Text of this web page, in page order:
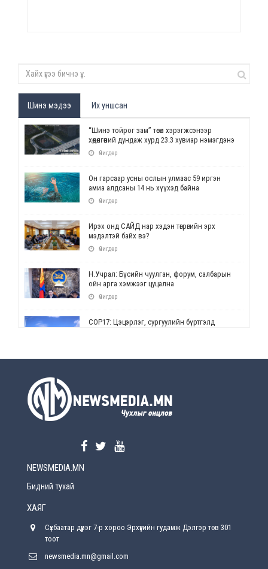
Шинэ мэдээ Их уншсан
“Шинэ тойрог зам” төсөл хэрэгжсэнээр
хөдөлгөөний дундаж хурд 23.3 хувиар нэмэгдэнэ
Өчигдөр
Он гарсаар усны ослын улмаас 59 иргэн
амиа алдсаны 14 нь хүүхэд байна
Өчигдөр
Ирэх онд САЙД нар хэдэн төгрөгийн эрх
мэдэлтэй байх вэ?
Өчигдөр
Н.Учрал: Бүсийн чуулган, форум, салбарын
ойн арга хэмжээг цуцална
Өчигдөр
СОР17: Цэцэрлэг, сургуулийн бүртгэлд
Өчигдөр
Өчигдөр
хүрсэн өгөөжөөрөө ажлаа үнэлж, хэрэгжилтээ
NEWSMEDIA.MN
Бидний тухай
ХАЯГ
Сүхбаатар дүүрэг 7-р хороо Эрхүүгийн гудамж Дэлгэр төв 301
тоот
newsmedia.mn@gmail.com